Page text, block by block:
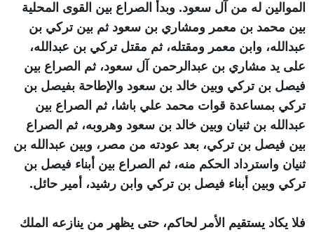
الموالين له من آل سعود. وبدأ الصراع بين القوى المحلية
بين محمد بن معمر ومشاري بن سعود ثم بين تركي بن
عبدالله، وابن معمر ومقتله، ثم مقتل تركي بن عبدالله،
على يد مشاري بن عبدالرحمن آل سعود، ثم الصراع بين
فيصل بن تركي وبين خالد بن سعود والإطاحة بفيصل بن
تركي بمساعدة قوات محمد علي باشا، ثم الصراع بين
عبدالله بن ثنيان وبين خالد بن سعود وهروبه، ثم الصراع
بين فيصل بن تركي، بعد عودته من مصر، وبين عبدالله بن
ثنيان واسترداد الحكم منه، ثم الصراع بين أبناء فيصل بن
تركي وبين أبناء فيصل بن تركي وابن رشيد، أمير حائل.
فلا يكاد يستقيم الأمر لحاكم، حتى يظهر من ينازعه الملك